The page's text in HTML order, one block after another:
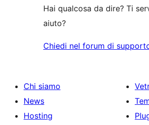
Hai qualcosa da dire? Ti
aiuto?
Chiedi nel forum di
Chi siamo
News
Hosting